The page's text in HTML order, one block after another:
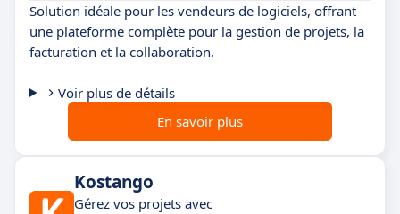
Solution idéale pour les vendeurs de logiciels, offrant
une plateforme complète pour la gestion de projets, la
facturation et la collaboration.
Voir plus de détails
En savoir plus
Kostango
Gérez vos projets avec